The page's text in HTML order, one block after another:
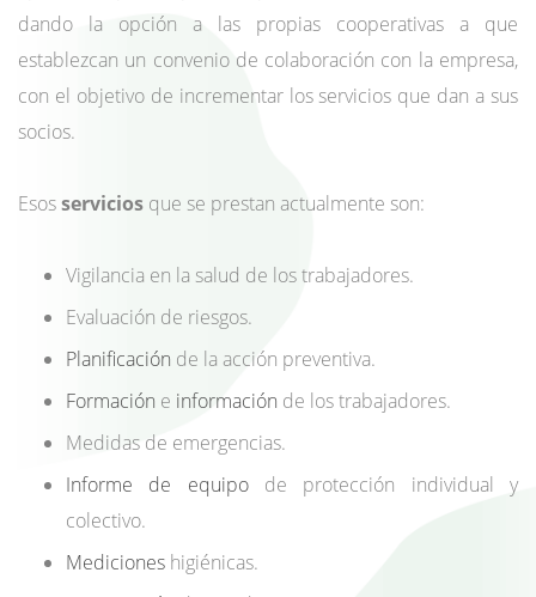
dando la opción a las propias cooperativas a que
establezcan un convenio de colaboración con la empresa,
con el objetivo de incrementar los servicios que dan a sus
socios.
Esosservicios que se prestan actualmente son:
Vigilancia en la salud de los trabajadores.
Evaluación de riesgos.
Planificación de la acción preventiva.
Formación e información de los trabajadores.
Medidas de emergencias.
Informe de equipo de protección individual y
colectivo.
Mediciones higiénicas.